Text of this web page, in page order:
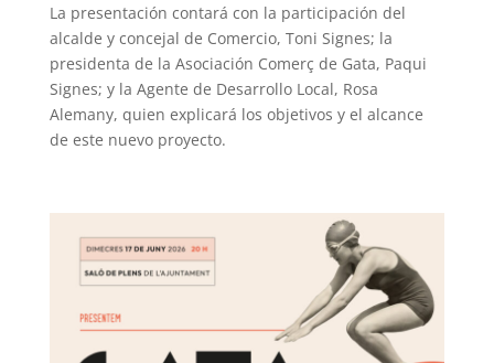
La presentación contará con la participación del
alcalde y concejal de Comercio, Toni Signes; la
presidenta de la Asociación Comerç de Gata, Paqui
Signes; y la Agente de Desarrollo Local, Rosa
Alemany, quien explicará los objetivos y el alcance
de este nuevo proyecto.